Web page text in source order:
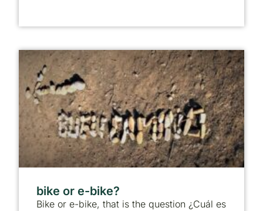
bike or e-bike?
Bike or e-bike, that is the question ¿Cuál es